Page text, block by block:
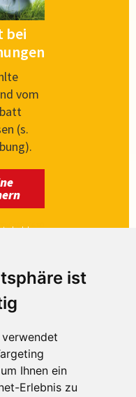
ist
Ihnen ein
Erlebnis zu
bei
vom
(s.
mehr